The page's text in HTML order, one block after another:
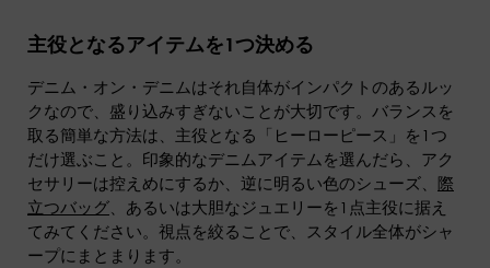
主役となるアイテムを1つ決める
デニム・オン・デニムはそれ自体がインパクトのあるルッ
クなので、盛り込みすぎないことが大切です。バランスを
取る簡単な方法は、主役となる「ヒーローピース」を1つ
だけ選ぶこと。印象的なデニムアイテムを選んだら、アク
セサリーは控えめにするか、逆に明るい色のシューズ、 際
立つバッグ、あるいは大胆なジュエリーを1点主役に据え
てみてください。視点を絞ることで、スタイル全体がシャ
ープにまとまります。